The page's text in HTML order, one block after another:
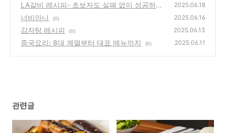
LA갈비 레시피- 초보자도 실패 없이 성공하는
비법
(0)
2025.06.18
너비아니 (0) 2025.06.16
감자탕 레시피 (0) 2025.06.13
중국요리: 8대 계열부터 대표 메뉴까지 (0) 2025.06.11
관련글